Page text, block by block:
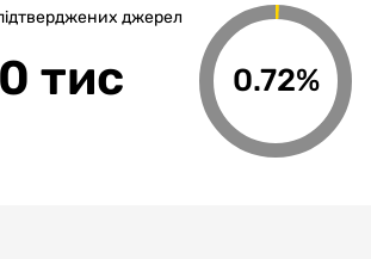
джерел
тис 0.72%